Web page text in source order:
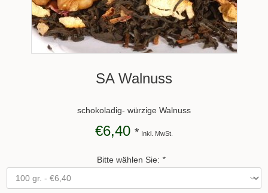
SA Walnuss
schokoladig- würzige Walnuss
€6,40 * Inkl. MwSt.
Bitte wählen Sie: *